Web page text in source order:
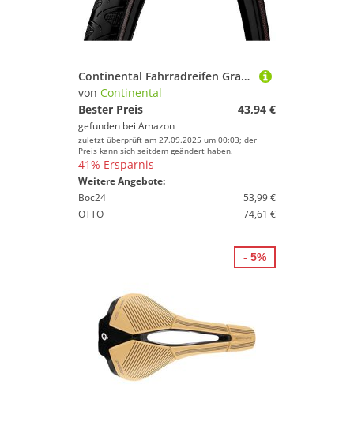
Continental Fahrradreifen Grand Prix 4-Season 32 - 622, 0101095, Schwarz
von Continental
Bester Preis
43,94 €
gefunden bei Amazon
zuletzt überprüft am 27.09.2025 um 00:03; der
Preis kann sich seitdem geändert haben.
41% Ersparnis
Weitere Angebote:
Boc24
53,99 €
OTTO
74,61 €
- 5%